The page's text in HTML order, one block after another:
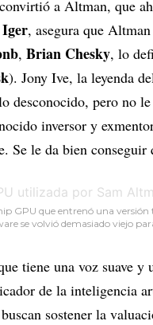
a Altman, que
, asegura que
, Brian Chesky, lo
). Jony Ive, la leyenda
desconocido, pero no
inversor y
Se le da bien
GPU que entrenó una
se volvió demasiado viejo
tiene una voz suave
de la inteligencia
sostener la